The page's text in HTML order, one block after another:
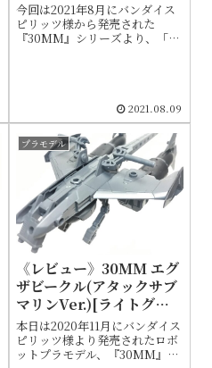
今回は2021年8月にバンダイス
ピリッツ様から発売された
『30MM』シリーズより、「カ
み替えることで様々な形態に変
形します。装着例や欠点につい
ても語ってます。
2021.08.09
プラモデル
《レビュー》30MM エグ
ザビークル(アタックサブ
マリンVer.)[ライトグレ
ー]+説明書
本日は2020年11月にバンダイス
ピリッツ様より発売されたロボ
ットプラモデル、『30MM』シ